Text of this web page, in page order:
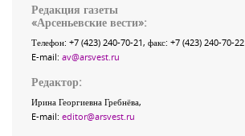
Редакция газеты
«Арсеньевские вести»:
Телефон: +7 (423) 240-70-21, факс: +7 (423) 240-70-22
E-mail: av@arsvest.ru
Редактор:
Ирина Георгиевна Гребнёва,
E-mail: editor@arsvest.ru